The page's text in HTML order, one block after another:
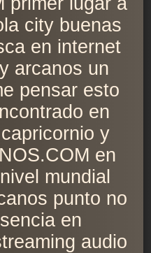
city buenas
en internet
arcanos un
pensar esto
en
y
en
mundial
punto no
en
audio